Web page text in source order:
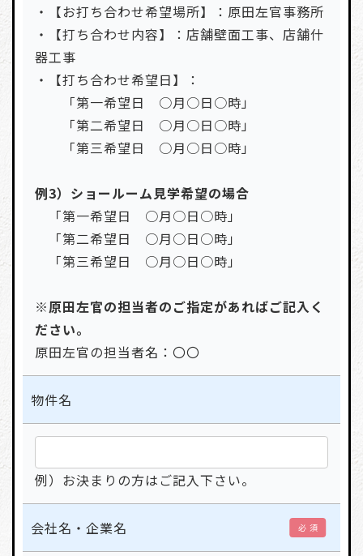
・【お打ち合わせ希望場所】：原田左官事務所
・【打ち合わせ内容】：店舗壁面工事、店舗什
器工事
・【打ち合わせ希望日】：
「第一希望日 ○月○日○時」
「第二希望日 ○月○日○時」
「第三希望日 ○月○日○時」
例3）ショールーム見学希望の場合
「第一希望日 ○月○日○時」
「第二希望日 ○月○日○時」
「第三希望日 ○月○日○時」
※原田左官の担当者のご指定があればご記入く
ださい。
原田左官の担当者名：〇〇
物件名
例）お決まりの方はご記入下さい。
会社名・企業名 必 須